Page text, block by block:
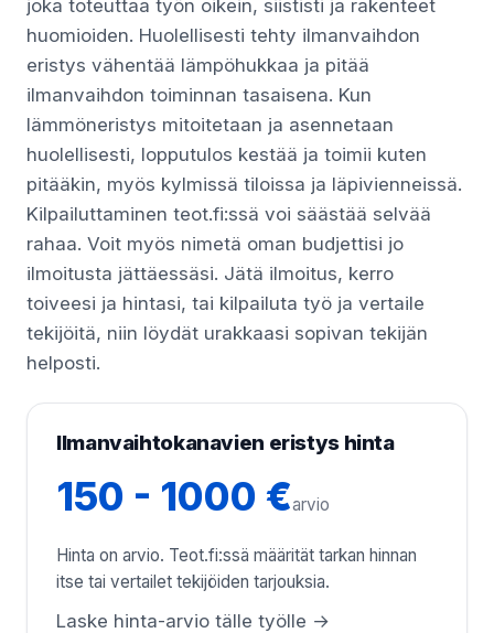
joka toteuttaa työn oikein, siististi ja rakenteet
huomioiden. Huolellisesti tehty ilmanvaihdon
eristys vähentää lämpöhukkaa ja pitää
ilmanvaihdon toiminnan tasaisena. Kun
lämmöneristys mitoitetaan ja asennetaan
huolellisesti, lopputulos kestää ja toimii kuten
pitääkin, myös kylmissä tiloissa ja läpivienneissä.
Kilpailuttaminen teot.fi:ssä voi säästää selvää
rahaa. Voit myös nimetä oman budjettisi jo
ilmoitusta jättäessäsi. Jätä ilmoitus, kerro
toiveesi ja hintasi, tai kilpailuta työ ja vertaile
tekijöitä, niin löydät urakkaasi sopivan tekijän
helposti.
Ilmanvaihtokanavien eristys hinta
150 - 1000 €arvio
Hinta on arvio. Teot.fi:ssä määrität tarkan hinnan
itse tai vertailet tekijöiden tarjouksia.
Laske hinta-arvio tälle työlle →